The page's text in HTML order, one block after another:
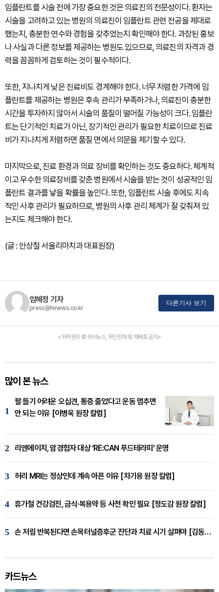
임플란트를 시술 전에 가장 중요한 것은 의료진의 전문성이다. 환자는
시술을 고려하고 있는 병원의 의료진이 임플란트 관련 전공을 제대로
했는지, 충분한 연수와 경험을 갖추었는지 확인해야 한다. 과장된 홍보
나 사실과 다른 정보를 제공하는 병원도 있으므로, 의료진의 자격과 경
력을 꼼꼼하게 검토하는 것이 필수적이다.
또한, 지나치게 낮은 진료비도 경계해야 한다. 너무 저렴한 가격에 임
플란트를 제공하는 병원은 후속 관리가 부족하거나, 의료진이 충분한
시간을 투자하지 않아서 시술의 품질이 떨어질 가능성이 크다. 임플란
트는 단기적인 치료가 아닌, 장기적인 관리가 필요한 치료이므로 진료
비가 지나치게 저렴하면 품질 면에서 의문을 제기할 수 있다.
마지막으로, 진료 환경과 의료 장비를 확인하는 것도 중요하다. 체계적
이고 우수한 의료장비를 갖춘 병원에서 시술을 받는 것이 성공적인 임
플란트 결과를 낳을 확률을 높인다. 또한, 임플란트 시술 후에도 지속
적인 사후 관리가 필요하므로, 병원의 사후 관리 체계가 잘 갖춰져 있
는지도 체크해야 한다.
(글 : 안상철 서울리마치과 대표원장)
임혜정 기자
press@hinews.co.kr
다른기사 보기
<저작권자 © 하이뉴스, 무단전재 및 재배포 금지>
많이 본 뉴스
1
팔 들기 어려운 오십견, 통증 줄었다고 운동 멈추면
안 되는 이유 [이병욱 원장 칼럼]
2 리엔에이치, 암경험자 대상 ‘RE:CAN 푸드테라피’ 운영
3 허리 MRI는 정상인데 계속 아픈 이유 [차기용 원장 칼럼]
4 휴가철 건강검진, 금식·복용약 등 사전 확인 필요 [정도감 원장 칼럼]
5 손 저림 반복된다면 손목터널증후군 진단과 치료 시기 살펴야 [김동현 원장 칼럼]
카드뉴스